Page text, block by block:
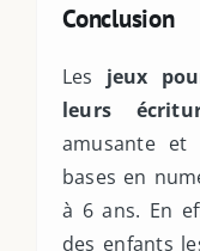
Conclusion
Les jeux
leurs
amusante et
bases en
à 6 ans. En
des enfants